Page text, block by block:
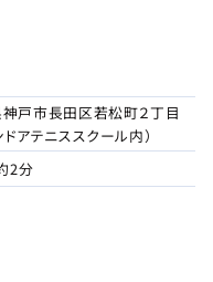
戸市長田区若松町２丁目
アテニススクール内）
2分